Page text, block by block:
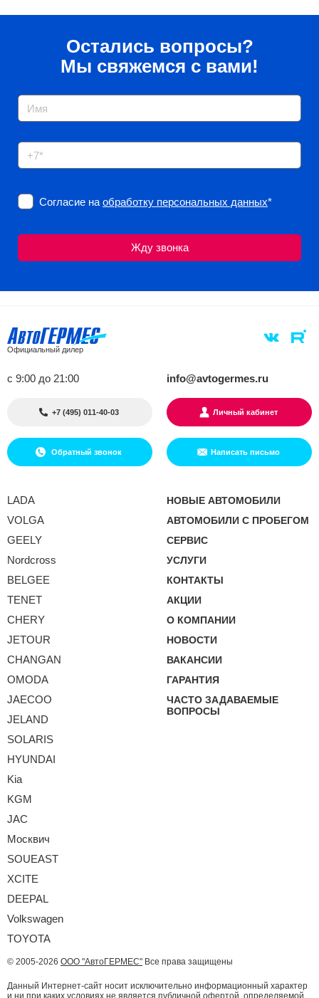
Остались вопросы?
Мы свяжемся с вами!
Согласие на обработку персональных данных*
Официальный дилер
с 9:00 до 21:00 info@avtogermes.ru
+7 (495) 011-40-03 Личный кабинет
Обратный звонок Написать письмо
LADA
VOLGA
GEELY
Nordcross
BELGEE
TENET
CHERY
JETOUR
CHANGAN
OMODA
JAECOO
JELAND
SOLARIS
HYUNDAI
Kia
KGM
JAC
Москвич
SOUEAST
XCITE
DEEPAL
Volkswagen
TOYOTA
НОВЫЕ АВТОМОБИЛИ
АВТОМОБИЛИ С ПРОБЕГОМ
СЕРВИС
УСЛУГИ
КОНТАКТЫ
АКЦИИ
О КОМПАНИИ
НОВОСТИ
ВАКАНСИИ
ГАРАНТИЯ
ЧАСТО ЗАДАВАЕМЫЕ
ВОПРОСЫ
© 2005-2026 ООО "АвтоГЕРМЕС" Все права защищены
Данный Интернет-сайт носит исключительно информационный характер
и ни при каких условиях не является публичной офертой, определяемой